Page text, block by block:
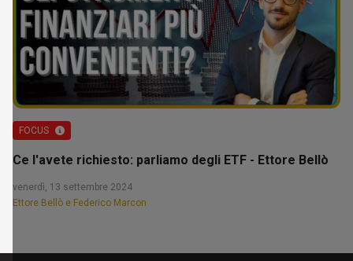
FOCUS
Ce l'avete richiesto: parliamo degli ETF - Ettore Bellò
venerdì, 13 settembre 2024
Ettore Bellò e Federico Marcon